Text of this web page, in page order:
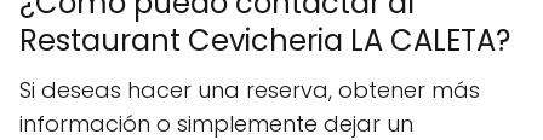
Restaurant Cevicheria LA CALETA?
Si deseas hacer una reserva, obtener más
información o simplemente dejar un